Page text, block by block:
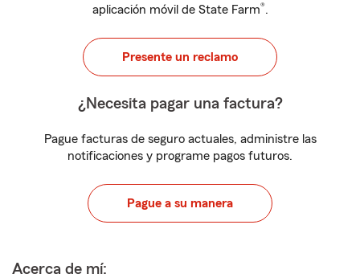
aplicación móvil de State Farm®.
Presente un reclamo
¿Necesita pagar una factura?
Pague facturas de seguro actuales, administre las
notificaciones y programe pagos futuros.
Pague a su manera
Acerca de mí: